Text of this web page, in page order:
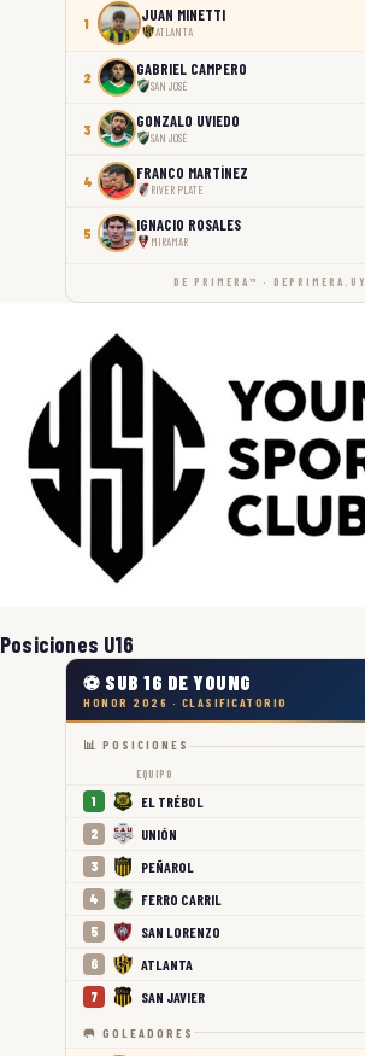
1 JUAN MINETTI
ATLANTA
2 GABRIEL CAMPERO
SAN JOSÉ
3 GONZALO UVIEDO
SAN JOSÉ
4 FRANCO MARTÍNEZ
RIVER PLATE
5 IGNACIO ROSALES
MIRAMAR
DE PRIMERA™ · DEPRIMERA.UY
Posiciones U16
⚽ SUB 16 DE YOUNG
HONOR 2026 · CLASIFICATORIO
📊 POSICIONES
EQUIPO
1 EL TRÉBOL
2 UNIÓN
3 PEÑAROL
4 FERRO CARRIL
5 SAN LORENZO
6 ATLANTA
7 SAN JAVIER
🥅 GOLEADORES